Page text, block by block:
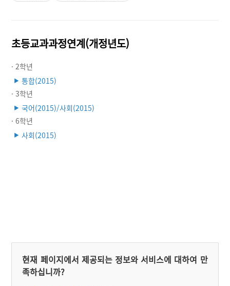
초등교과과정연계(개정년도)
· 2학년
▶ 통합(2015)
· 3학년
▶ 국어(2015)/사회(2015)
· 6학년
▶ 사회(2015)
현재 페이지에서 제공되는 정보와 서비스에 대하여 만
족하십니까?